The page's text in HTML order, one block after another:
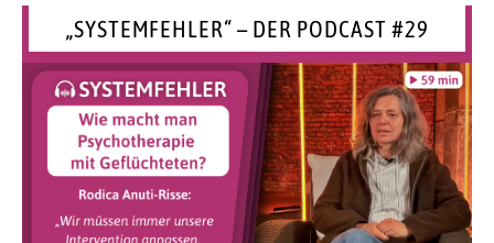
„SYSTEMFEHLER“ – DER PODCAST #29